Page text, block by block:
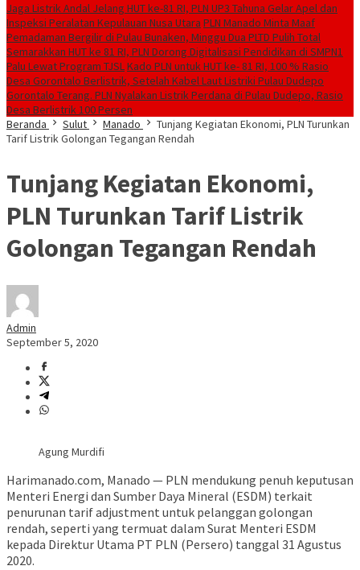
Jaga Listrik Andal Jelang HUT ke-81 RI, PLN UP3 Tahuna Gelar Apel dan
Inspeksi Peralatan Kepulauan Nusa Utara PLN Manado Minta Maaf
Pemadaman Bergilir di Pulau Bunaken, Minggu Dua PLTD Pulih Total
Semarakkan HUT ke 81 RI, PLN Dorong Digitalisasi Pendidikan di SMPN1
Palu Lewat Program TJSLKado PLN untuk HUT ke- 81 RI, 100 % Rasio
Desa Gorontalo Berlistrik, Setelah Kabel Laut Listriki Pulau Dudepo
Gorontalo Terang. PLN Nyalakan Listrik Perdana di Pulau Dudepo, Rasio
Desa Berlistrik 100 Persen
Beranda
Sulut Manado
Tunjang Kegiatan Ekonomi, PLN Turunkan
Tarif Listrik Golongan Tegangan Rendah
Tunjang Kegiatan Ekonomi,
PLN Turunkan Tarif Listrik
Golongan Tegangan Rendah
Admin
September 5, 2020
Agung Murdifi
Harimanado.com, Manado — PLN mendukung penuh keputusan
Menteri Energi dan Sumber Daya Mineral (ESDM) terkait
penurunan tarif adjustment untuk pelanggan golongan
rendah, seperti yang termuat dalam Surat Menteri ESDM
kepada Direktur Utama PT PLN (Persero) tanggal 31 Agustus
2020.